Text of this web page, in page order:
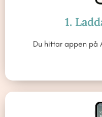
1.
Du hittar appen på